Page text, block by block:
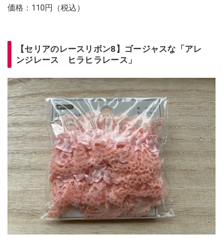
価格：110円（税込）
【セリアのレースリボン8】ゴージャスな「アレ
ンジレース ヒラヒラレース」